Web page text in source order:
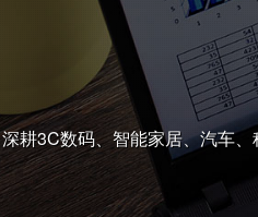
深耕3C数码、智能家居、汽车